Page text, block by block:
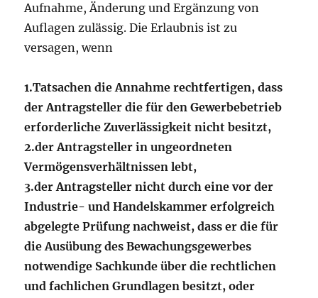
Aufnahme, Änderung und Ergänzung von
Auflagen zulässig. Die Erlaubnis ist zu
versagen, wenn
1.Tatsachen die Annahme rechtfertigen, dass
der Antragsteller die für den Gewerbebetrieb
erforderliche Zuverlässigkeit nicht besitzt,
2.der Antragsteller in ungeordneten
Vermögensverhältnissen lebt,
3.der Antragsteller nicht durch eine vor der
Industrie- und Handelskammer erfolgreich
abgelegte Prüfung nachweist, dass er die für
die Ausübung des Bewachungsgewerbes
notwendige Sachkunde über die rechtlichen
und fachlichen Grundlagen besitzt, oder